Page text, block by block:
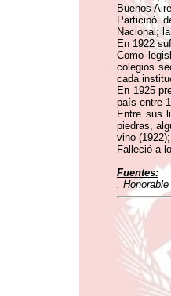
Buenos
Participó
Nacional;
En 1922
Como
colegios
cada
En 1925
país entre
Entre sus
piedras,
vino
Falleció a
Fuentes:
.